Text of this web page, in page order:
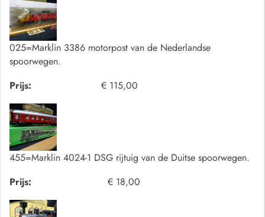
025=Marklin 3386 motorpost van de Nederlandse
spoorwegen.
Prijs:
€ 115,00
455=Marklin 4024-1 DSG rijtuig van de Duitse spoorwegen.
Prijs:
€ 18,00